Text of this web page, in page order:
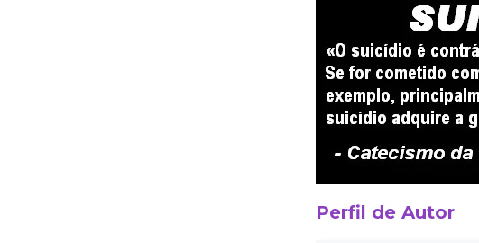
Perfil de Autor